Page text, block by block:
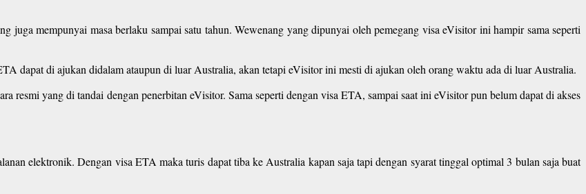
mempunyai masa berlaku sampai satu tahun. Wewenang yang dipunyai oleh pemegang visa eVisitor ini hampir sama seperti
dapat di ajukan didalam ataupun di luar Australia, akan tetapi eVisitor ini mesti di ajukan oleh orang waktu ada di luar Australia.
resmi yang di tandai dengan penerbitan eVisitor. Sama seperti dengan visa ETA, sampai saat ini eVisitor pun belum dapat di akses
elektronik. Dengan visa ETA maka turis dapat tiba ke Australia kapan saja tapi dengan syarat tinggal optimal 3 bulan saja buat